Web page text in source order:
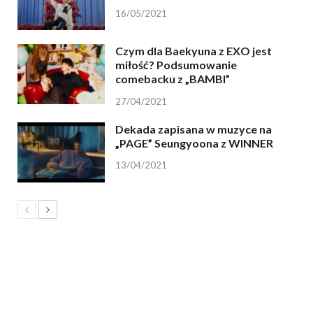
16/05/2021
Czym dla Baekyuna z EXO jest
miłość? Podsumowanie
comebacku z „BAMBI”
27/04/2021
Dekada zapisana w muzyce na
„PAGE” Seungyoona z WINNER
13/04/2021